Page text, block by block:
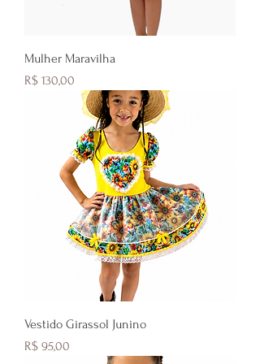
Mulher Maravilha
Preço
R$ 130,00
Vestido Girassol Junino
Preço
R$ 95,00